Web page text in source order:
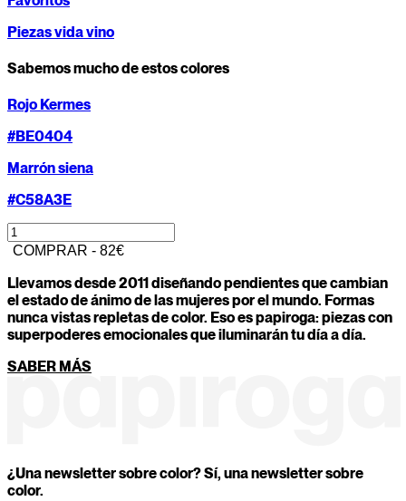
Piezas vida vino
Sabemos mucho de estos colores
Rojo Kermes
#BE0404
Marrón siena
#C58A3E
COMPRAR - 82€
Tu color secreto es...
¿Cuál de estos objetos serías hoy?
Una taza imperfecta y con carácter
CONTINUAR
Llevamos desde 2011 diseñando pendientes que cambian
el estado de ánimo de las mujeres por el mundo. Formas
nunca vistas repletas de color. Eso es papiroga: piezas con
superpoderes emocionales que iluminarán tu día a día.
SABER MÁS
¿Una newsletter sobre color? Sí, una newsletter sobre
color.